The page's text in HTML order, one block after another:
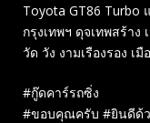
Toyota GT86 Turbo
กรุงเทพฯ ดุจเทพสร้าง
วัด วัง งามเรืองรอง เ
#กู๊ดคาร์รถซิ่ง
#ขอบคุณครับ #ยินดีด้